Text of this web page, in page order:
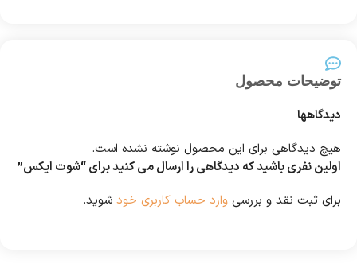
توضیحات محصول
دیدگاهها
هیچ دیدگاهی برای این محصول نوشته نشده است.
اولین نفری باشید که دیدگاهی را ارسال می کنید برای “شوت ایکس”
برای ثبت نقد و بررسی وارد حساب کاربری خود شوید.